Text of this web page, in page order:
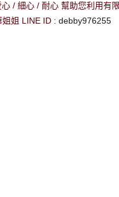
/ 細心 / 耐心 幫助您利用有
姐姐 LINE ID : debby976255